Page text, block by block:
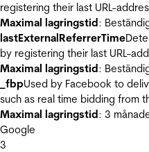
registering their last URL-
Maximal lagringstid:
lastExternalReferrerTime
by registering their last URL-
Maximal lagringstid:
_fbpUsed by Facebook to
such as real time bidding from
Maximal lagringstid: 3
Google
3